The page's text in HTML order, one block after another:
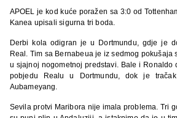
APOEL je kod kuće poražen sa 3:0 od
Kanea upisali sigurna tri boda.
Derbi kola odigran je u Dortmundu, gdje je
Real. Tim sa Bernabeua je iz sedmog pokušaja
u sjajnoj nogometnoj predstavi. Bale i Ronaldo
pobjedu Realu u Dortmundu, dok je
Aubameyang.
Sevila protvi Maribora nije imala problema. Tri